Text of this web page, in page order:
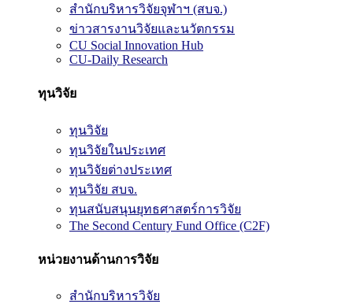
สำนักบริหารวิจัยจุฬาฯ (สบจ.)
ข่าวสารงานวิจัยและนวัตกรรม
CU Social Innovation Hub
CU-Daily Research
ทุนวิจัย
ทุนวิจัย
ทุนวิจัยในประเทศ
ทุนวิจัยต่างประเทศ
ทุนวิจัย สบจ.
ทุนสนับสนุนยุทธศาสตร์การวิจัย
The Second Century Fund Office (C2F)
หน่วยงานด้านการวิจัย
สำนักบริหารวิจัย